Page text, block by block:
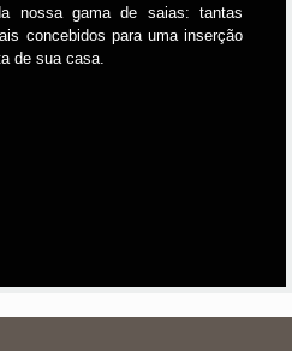
nossa gama de saias: tantas
concebidos para uma inserção
de sua casa.